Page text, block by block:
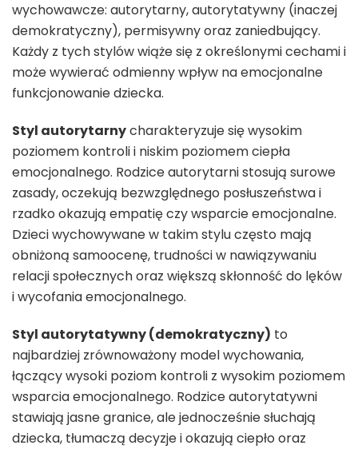
wychowawcze: autorytarny, autorytatywny (inaczej
demokratyczny), permisywny oraz zaniedbujący.
Każdy z tych stylów wiąże się z określonymi cechami i
może wywierać odmienny wpływ na emocjonalne
funkcjonowanie dziecka.
Styl autorytarnycharakteryzuje się wysokim
poziomem kontroli i niskim poziomem ciepła
emocjonalnego. Rodzice autorytarni stosują surowe
zasady, oczekują bezwzględnego posłuszeństwa i
rzadko okazują empatię czy wsparcie emocjonalne.
Dzieci wychowywane w takim stylu często mają
obniżoną samoocenę, trudności w nawiązywaniu
relacji społecznych oraz większą skłonność do lęków
i wycofania emocjonalnego.
Styl autorytatywny (demokratyczny) to
najbardziej zrównoważony model wychowania,
łączący wysoki poziom kontroli z wysokim poziomem
wsparcia emocjonalnego. Rodzice autorytatywni
stawiają jasne granice, ale jednocześnie słuchają
dziecka, tłumaczą decyzje i okazują ciepło oraz